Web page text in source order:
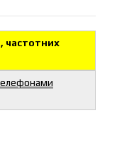
частотних